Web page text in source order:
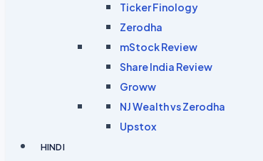
Ticker Finology
Zerodha
mStock Review
Share India Review
Groww
NJ Wealth vs Zerodha
Upstox
HINDI